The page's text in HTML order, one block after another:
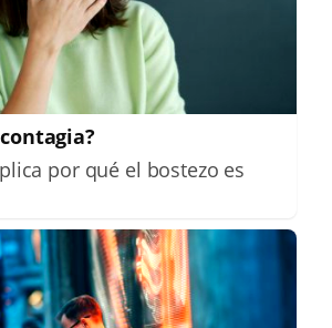
por qué el bostezo es